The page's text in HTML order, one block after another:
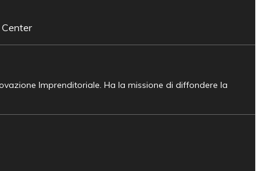
Imprenditoriale. Ha la missione di diffondere la